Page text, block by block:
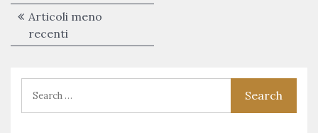
Navigazione
articoli
Articoli meno
recenti